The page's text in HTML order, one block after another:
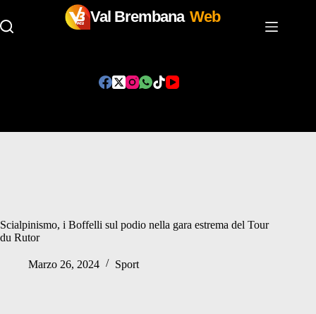
Val Brembana Web
Scialpinismo, i Boffelli sul podio nella gara estrema del Tour
du Rutor
Marzo 26, 2024 Sport